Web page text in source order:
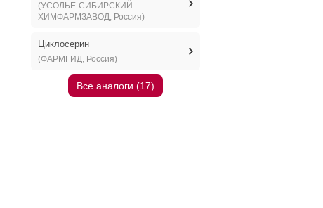
(УСОЛЬЕ-СИБИРСКИЙ
ХИМФАРМЗАВОД, Россия)
Циклосерин
(ФАРМГИД, Россия)
Все аналоги (17)